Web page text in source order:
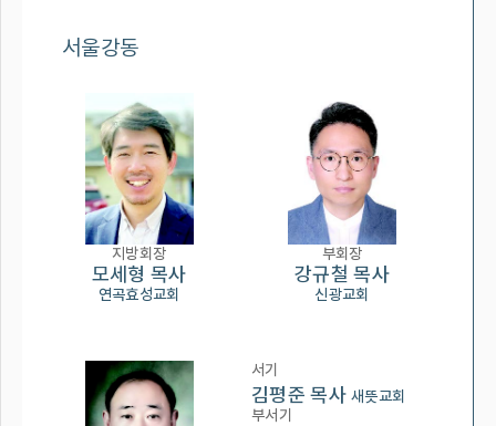
서울강동
지방회장
모세형 목사
연곡효성교회
부회장
강규철 목사
신광교회
서기
김평준 목사 새뜻교회
부서기